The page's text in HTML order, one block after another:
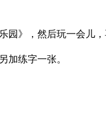
园》，然后玩一会儿
加练字一张。